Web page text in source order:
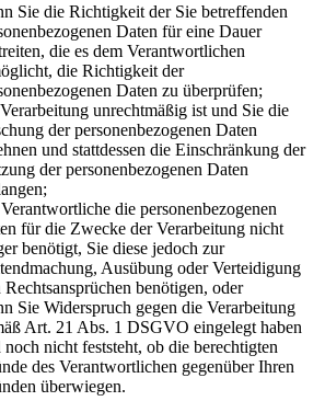
Sie die Richtigkeit der Sie betreffenden
Daten für eine Dauer
die es dem Verantwortlichen
die Richtigkeit der
Daten zu überprüfen;
unrechtmäßig ist und Sie die
der personenbezogenen Daten
und stattdessen die Einschränkung der
der personenbezogenen Daten
die personenbezogenen
für die Zwecke der Verarbeitung nicht
benötigt, Sie diese jedoch zur
Ausübung oder Verteidigung
Rechtsansprüchen benötigen, oder
Sie Widerspruch gegen die Verarbeitung
Art. 21 Abs. 1 DSGVO eingelegt haben
noch nicht feststeht, ob die berechtigten
des Verantwortlichen gegenüber Ihren
überwiegen.